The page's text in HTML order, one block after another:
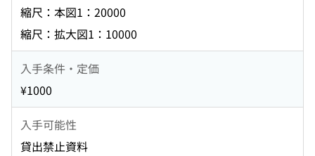
縮尺：本図1：20000
縮尺：拡大図1：10000
入手条件・定価
¥1000
入手可能性
貸出禁止資料